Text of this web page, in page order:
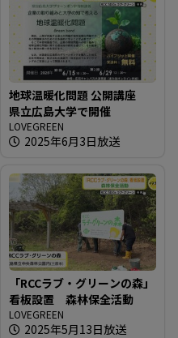
地球温暖化問題 公開講座
県立広島大学で開催
LOVEGREEN
2025年6月3日放送
「RCCラブ・グリーンの森」
看板設置 森林保全活動
LOVEGREEN
2025年5月13日放送